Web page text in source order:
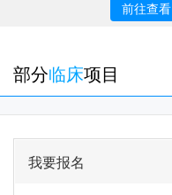
前往查看
部分临床项目
我要报名